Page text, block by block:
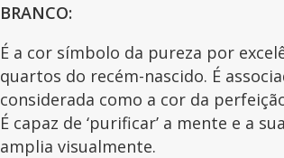
BRANCO:
É a cor símbolo da pureza por
quartos do recém-nascido. É
considerada como a cor da
É capaz de ‘purificar’ a mente e a
amplia visualmente.